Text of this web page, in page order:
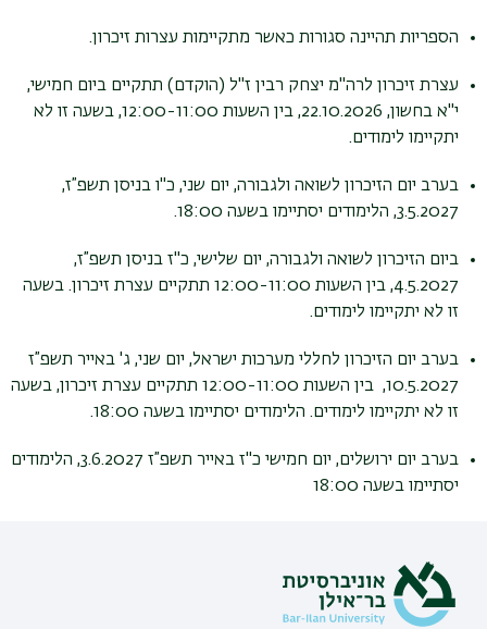
הספריות תהיינה סגורות כאשר מתקיימות עצרות זיכרון.
עצרת זיכרון לרה"מ יצחק רבין ז"ל (הוקדם) תתקיים ביום חמישי,
י"א בחשון, 22.10.2026, בין השעות 12:00-11:00, בשעה זו לא
יתקיימו לימודים.
בערב יום הזיכרון לשואה ולגבורה, יום שני, כ"ו בניסן תשפ”ז,
3.5.2027, הלימודים יסתיימו בשעה 18:00.
ביום הזיכרון לשואה ולגבורה, יום שלישי, כ"ז בניסן תשפ”ז,
4.5.2027, בין השעות 12:00-11:00 תתקיים עצרת זיכרון
. בשעה
זו לא יתקיימו לימודים.
בערב יום הזיכרון לחללי מערכות ישראל, יום שני, ג' באייר תשפ”ז
10.5.2027, בין השעות 12:00-11:00 תתקיים עצרת זיכרון, בשעה
זו לא יתקיימו לימודים. הלימודים יסתיימו בשעה 18:00.
בערב יום ירושלים, יום חמישי כ"ז באייר תשפ”ז 3.6.2027, הלימודים
יסתיימו בשעה 18:00